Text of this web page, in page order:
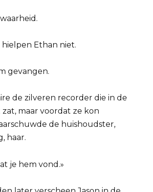
Ethan niet.
gevangen.
de zilveren recorder die in de
maar voordat ze kon
de huishoudster,
haar.
je hem vond.»